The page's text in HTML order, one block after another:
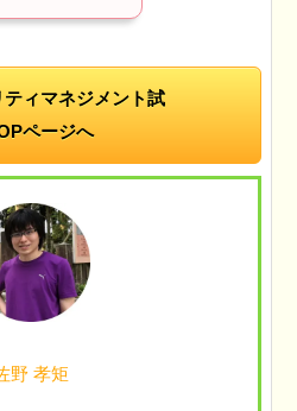
ィマネジメント試
ページへ
野 孝矩